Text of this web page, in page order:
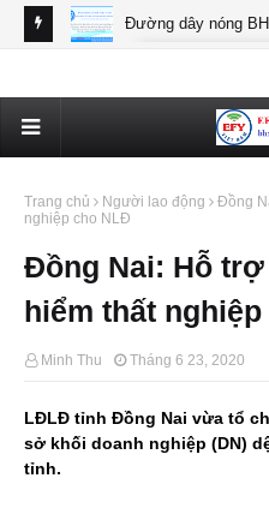
Đường dây nóng
Trang chủ Người lao động
Đồng
nghiệp cho NLĐ
Đồng Nai: Hỗ
hiểm thất
Minh Thu Tháng 6 23, 2020
LĐLĐ tỉnh Đồng Nai vừa tổ
sở khối doanh nghiệp (DN)
tỉnh.